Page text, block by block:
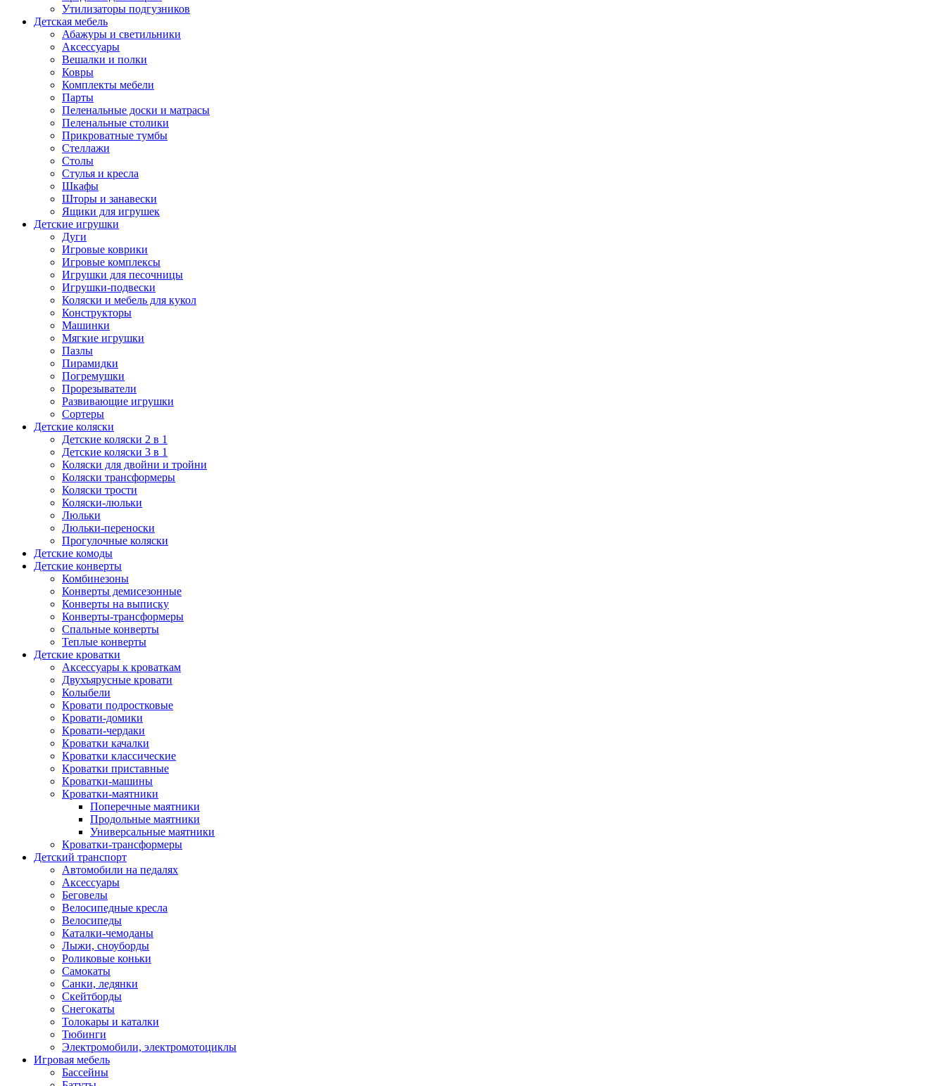
Утилизаторы подгузников
Детская мебель
Абажуры и светильники
Аксессуары
Вешалки и полки
Ковры
Комплекты мебели
Парты
Пеленальные доски и матрасы
Пеленальные столики
Прикроватные тумбы
Стеллажи
Столы
Стулья и кресла
Шкафы
Шторы и занавески
Ящики для игрушек
Детские игрушки
Дуги
Игровые коврики
Игровые комплексы
Игрушки для песочницы
Игрушки-подвески
Коляски и мебель для кукол
Конструкторы
Машинки
Мягкие игрушки
Пазлы
Пирамидки
Погремушки
Прорезыватели
Развивающие игрушки
Сортеры
Детские коляски
Детские коляски 2 в 1
Детские коляски 3 в 1
Коляски для двойни и тройни
Коляски трансформеры
Коляски трости
Коляски-люльки
Люльки
Люльки-переноски
Прогулочные коляски
Детские комоды
Детские конверты
Комбинезоны
Конверты демисезонные
Конверты на выписку
Конверты-трансформеры
Спальные конверты
Теплые конверты
Детские кроватки
Аксессуары к кроваткам
Двухъярусные кровати
Колыбели
Кровати подростковые
Кровати-домики
Кровати-чердаки
Кроватки качалки
Кроватки классические
Кроватки приставные
Кроватки-машины
Кроватки-маятники
Поперечные маятники
Продольные маятники
Универсальные маятники
Кроватки-трансформеры
Детский транспорт
Автомобили на педалях
Аксессуары
Беговелы
Велосипедные кресла
Велосипеды
Каталки-чемоданы
Лыжи, сноуборды
Роликовые коньки
Самокаты
Санки, ледянки
Скейтборды
Снегокаты
Толокары и каталки
Тюбинги
Электромобили, электромотоциклы
Игровая мебель
Бассейны